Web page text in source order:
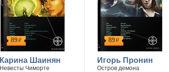
89р
Карина Шаинян
Невесты Чиморте
89р
Игорь Пронин
Остров демона